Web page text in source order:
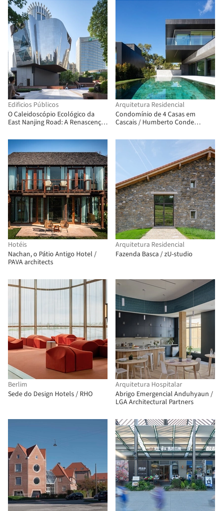
Edificios Públicos
O Caleidoscópio Ecológico da
East Nanjing Road: A Renascença
Arquitetura Residencial
Condomínio de 4 Casas em
Cascais / Humberto Conde
Hotéis
Nachan, o Pátio Antigo Hotel /
PAVA architects
Arquitetura Residencial
Fazenda Basca / zU-studio
Berlim
Sede do Design Hotels / RHO
Arquitetura Hospitalar
Abrigo Emergencial Anduhyaun /
LGA Architectural Partners